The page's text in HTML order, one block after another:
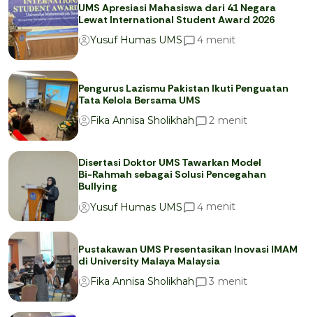
UMS Apresiasi Mahasiswa dari 41 Negara
Lewat International Student Award 2026
Yusuf Humas UMS
4 menit
Pengurus Lazismu Pakistan Ikuti Penguatan
Tata Kelola Bersama UMS
Fika Annisa Sholikhah
2 menit
Disertasi Doktor UMS Tawarkan Model
Bi-Rahmah sebagai Solusi Pencegahan
Bullying
Yusuf Humas UMS
4 menit
Pustakawan UMS Presentasikan Inovasi IMAM
di University Malaya Malaysia
Fika Annisa Sholikhah
3 menit